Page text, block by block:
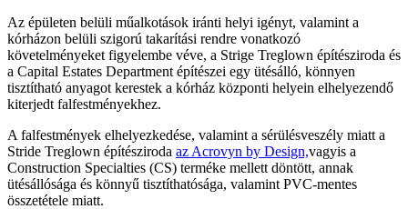
Az épületen belüli műalkotások iránti helyi igényt, valamint a
kórházon belüli szigorú takarítási rendre vonatkozó
követelményeket figyelembe véve, a Strige Treglown építésziroda és
a Capital Estates Department építészei egy ütésálló, könnyen
tisztítható anyagot kerestek a kórház központi helyein elhelyezendő
kiterjedt falfestményekhez.
A falfestmények elhelyezkedése, valamint a sérülésveszély miatt a
Stride Treglown építésziroda az Acrovyn by Design,vagyis a
Construction Specialties (CS) terméke mellett döntött, annak
ütésállósága és könnyű tisztíthatósága, valamint PVC-mentes
összetétele miatt.